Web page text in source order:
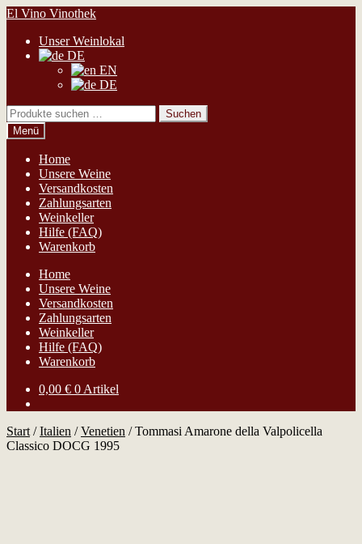
Zur
springen
Zum
springen
El Vino Vinothek
Unser Weinlokal
DE
EN
DE
Suchen
nach:
Suchen
Menü
Home
Unsere Weine
Versandkosten
Zahlungsarten
Weinkeller
Hilfe (FAQ)
Warenkorb
Home
Unsere Weine
Versandkosten
Zahlungsarten
Weinkeller
Hilfe (FAQ)
Warenkorb
0,00 € 0 Artikel
Start /Italien /Venetien /Tommasi Amarone della Valpolicella
Classico DOCG 1995